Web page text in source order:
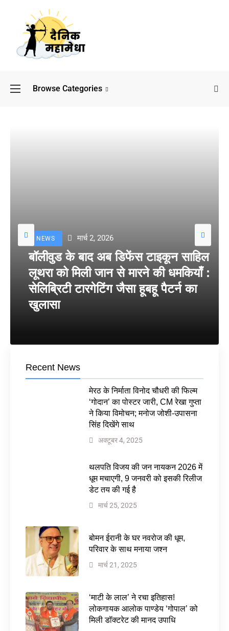
Browse Categories
NEWS मार्च 2, 2026
बॉलीवुड के बाद अब डिफेंस टाइकून साहिल
लूथरा को मिली जान से मारने की धमकियाँ :
सेलिब्रिटी टारगेटिंग जैसा हूबहू पैटर्न का
खुलासा
Recent News
मेरठ के निर्माता विनोद चौधरी की फिल्म
‘गोदान’ का पोस्टर जारी, CM रेखा गुप्ता
ने किया विमोचन; मनोज जोशी-उपासना
सिंह दिखेंगे साथ
अक्टूबर 4, 2025
थलपति विजय की जन नायकन 2026 में
धूम मचाएगी, 9 जनवरी को इसकी रिलीज
डेट तय की गई है
मार्च 25, 2025
बोमन ईरानी के घर नवरोज की धूम,
परिवार के साथ मनाया जश्न
मार्च 21, 2025
‘माटी के लाल’ ने रचा इतिहास!
लोकगायक आलोक पाण्डेय ‘गोपाल’ को
मिली डॉक्टरेट की मानद उपाधि